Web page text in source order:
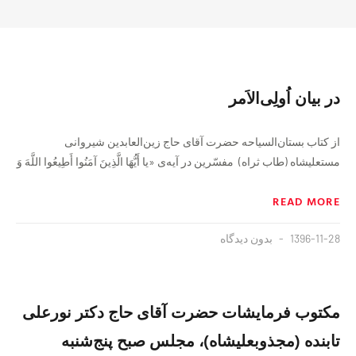
در بیان اُولِی‌الاَمر
از کتاب بستان‌السیاحه حضرت آقای حاج زین‌العابدین شیروانی
مستعلیشاه (طاب‌ ثراه) مفسّرين در آيه‌ی‏ «يا أَيُّهَا الَّذِينَ آمَنُوا أَطِيعُوا اللَّهَ وَ
READ MORE
1396-11-28 بدون دیدگاه
مکتوب فرمایشات حضرت آقای حاج دکتر نورعلی
تابنده (مجذوبعلیشاه)، مجلس صبح پنج‌شنبه